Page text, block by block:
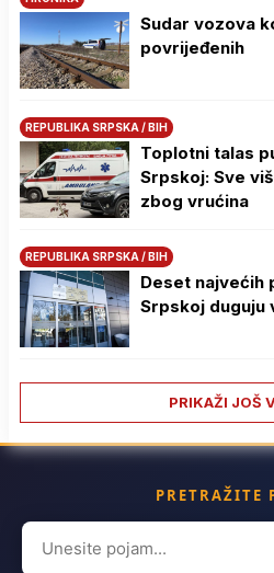
Sudar vozova
povrijeđenih
REPUBLIKA SRPSKA / BIH
Toplotni talas
Srpskoj: Sve
zbog vrućina
REPUBLIKA SRPSKA / BIH
Deset najvećih
Srpskoj duguju
PRIKAŽI JOŠ
PRETRAŽITE
Search
for: